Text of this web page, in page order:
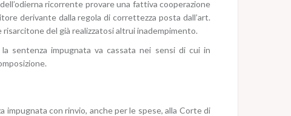
ricorrente provare una fattiva cooperazione
derivante dalla regola di correttezza posta dall’art.
del già realizzatosi altrui inadempimento.
sentenza impugnata va cassata nei sensi di cui in
impugnata con rinvio, anche per le spese, alla Corte di